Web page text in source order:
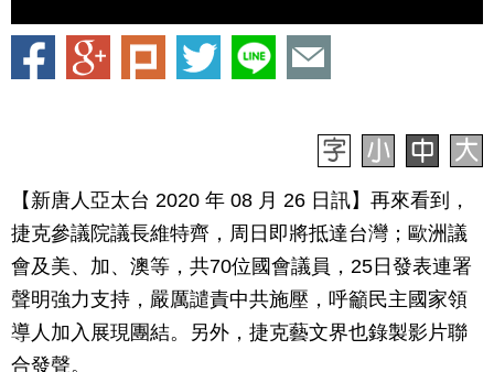
【新唐人亞太台 2020 年 08 月 26 日訊】再來看到，
捷克參議院議長維特齊，周日即將抵達台灣；歐洲議
會及美、加、澳等，共70位國會議員，25日發表連署
聲明強力支持，嚴厲譴責中共施壓，呼籲民主國家領
導人加入展現團結。另外，捷克藝文界也錄製影片聯
合發聲。